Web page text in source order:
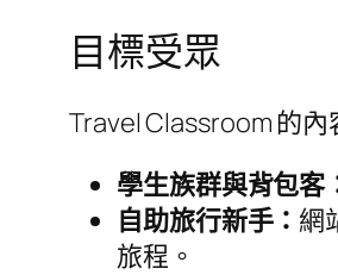
目標受眾
Travel Classroom 的
學生族群與背包客
自助旅行新手： 網
旅程。